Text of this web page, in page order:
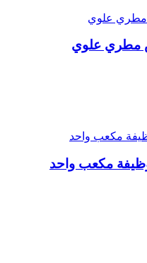
مكعب واحد